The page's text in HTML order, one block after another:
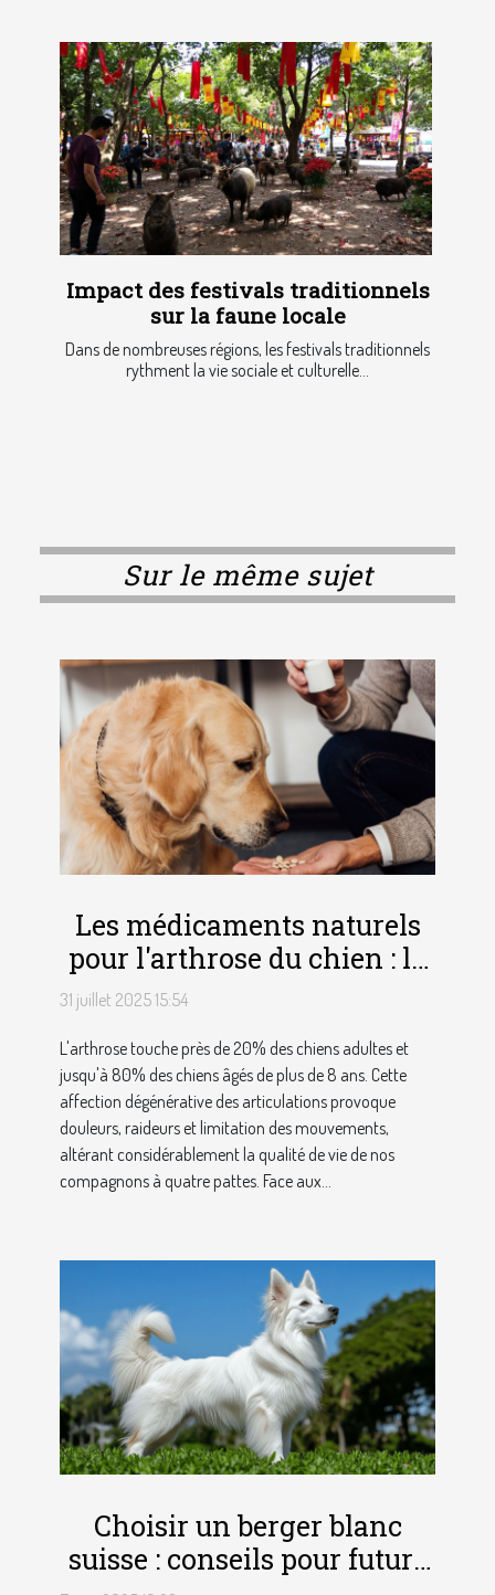
Impact des festivals traditionnels
sur la faune locale
Dans de nombreuses régions, les festivals traditionnels
rythment la vie sociale et culturelle...
Sur le même sujet
Les médicaments naturels
pour l'arthrose du chien : la
solution sans effets
31 juillet 2025 15:54
L'arthrose touche près de 20% des chiens adultes et
jusqu'à 80% des chiens âgés de plus de 8 ans. Cette
affection dégénérative des articulations provoque
douleurs, raideurs et limitation des mouvements,
altérant considérablement la qualité de vie de nos
compagnons à quatre pattes. Face aux...
Choisir un berger blanc
suisse : conseils pour futurs